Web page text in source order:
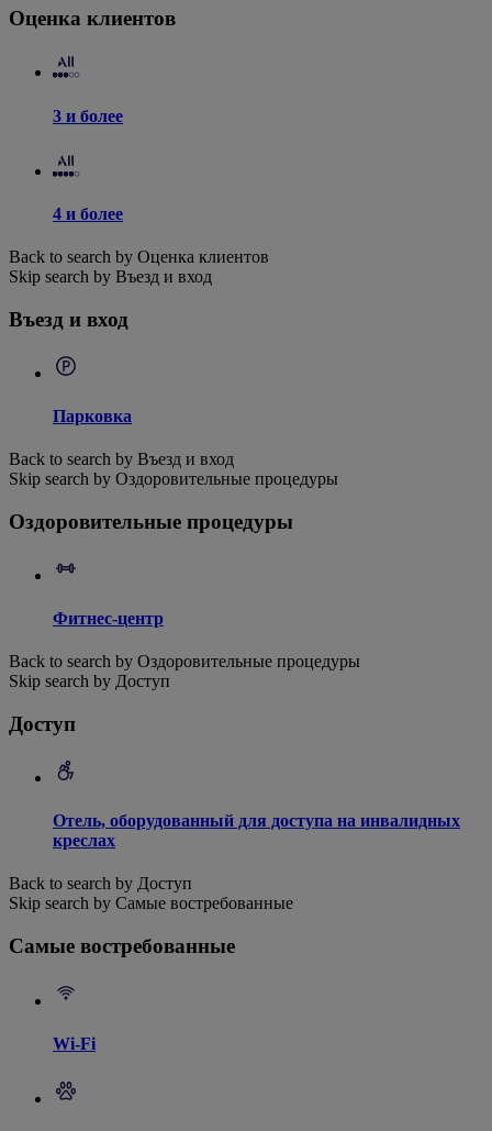
Оценка клиентов
3 и более
4 и более
Back to search by Оценка клиентов
Skip search by Въезд и вход
Въезд и вход
Парковка
Back to search by Въезд и вход
Skip search by Оздоровительные процедуры
Оздоровительные процедуры
Фитнес-центр
Back to search by Оздоровительные процедуры
Skip search by Доступ
Доступ
Отель, оборудованный для доступа на инвалидных
креслах
Back to search by Доступ
Skip search by Самые востребованные
Самые востребованные
Wi-Fi